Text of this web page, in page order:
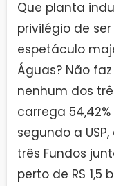
Que planta
privilégio de
espetáculo
Águas? Não
nenhum dos
carrega
segundo a
três Fundos
perto de R$ 1,5